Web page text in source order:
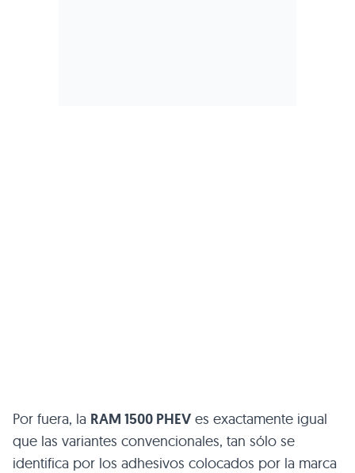
Por fuera, la RAM 1500 PHEV es exactamente igual
que las variantes convencionales, tan sólo se
identifica por los adhesivos colocados por la marca